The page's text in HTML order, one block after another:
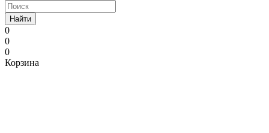
Найти
0
0
0
Корзина